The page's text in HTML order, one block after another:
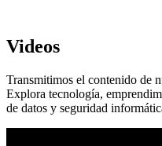
Videos
Transmitimos el contenido de
Explora tecnología,
de datos y seguridad